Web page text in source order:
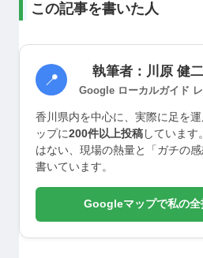
この記事を書いた人
📍 執筆者：川原 健二
Google ローカルガイド
香川県内を中心に、実際に足を
ップに200件以上投稿 しています
はない、現場の熱量と「ガチの
書いています。
Googleマップで私の全